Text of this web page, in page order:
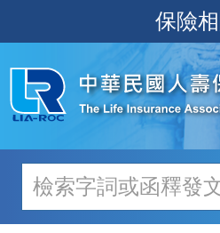
至
主
內
容
保險